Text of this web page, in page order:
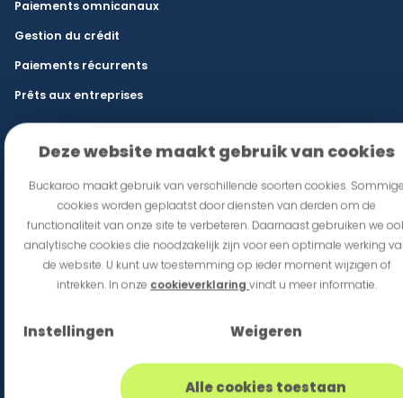
Deze website maakt gebruik van cookies
Buckaroo maakt gebruik van verschillende soorten cookies.
cookies worden geplaatst door diensten van derden om de
functionaliteit van onze site te verbeteren. Daarnaast gebruiken we
analytische cookies die noodzakelijk zijn voor een optimale werking
de website. U kunt uw toestemming op ieder moment wijzigen of
intrekken. In onze cookieverklaring vindt u meer informatie.
Instellingen Weigeren
Alle cookies toestaan
Paiements omnicanaux
Gestion du crédit
Paiements récurrents
Prêts aux entreprises
Restauration et lieux d’événements
franchise
Mobilité
Base de connaissances